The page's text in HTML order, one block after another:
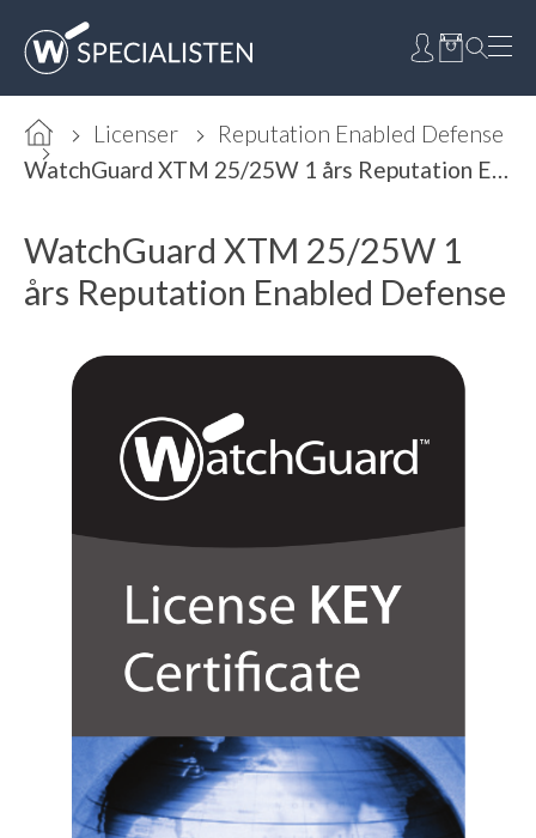
Licenser
Reputation Enabled Defense
WatchGuard XTM 25/25W 1
års Reputation Enabled Defense